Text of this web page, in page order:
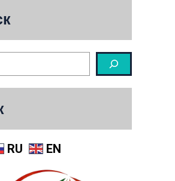
RU EN